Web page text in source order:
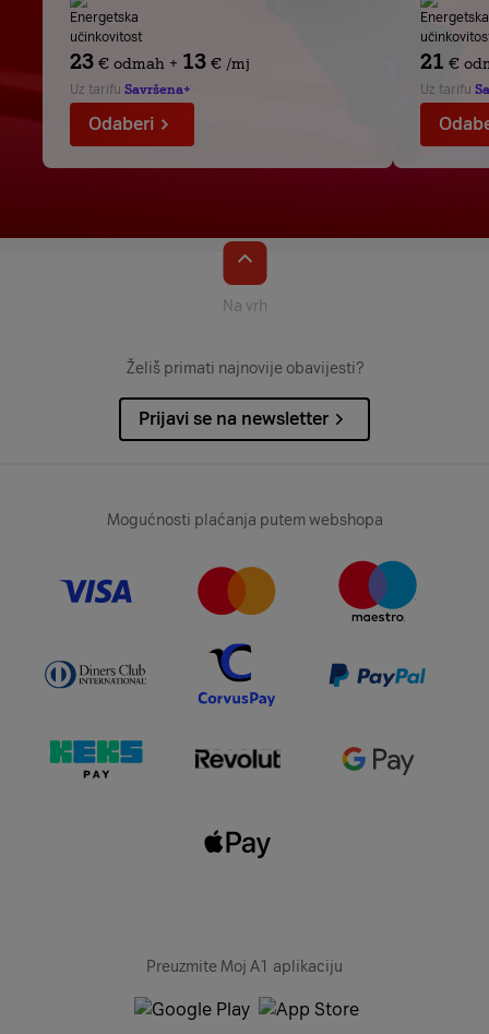
23 € odmah + 13 € /mj
Uz tarifu Savršena+
Odaberi
21 €
Uz tarifu
Na vrh
Želiš primati najnovije obavijesti?
Prijavi se na newsletter
Mogućnosti plaćanja putem webshopa
Preuzmite Moj A1 aplikaciju